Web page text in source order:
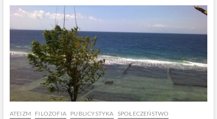
pomysł?
ATEIZM FILOZOFIA PUBLICYSTYKA SPOŁECZEŃSTWO